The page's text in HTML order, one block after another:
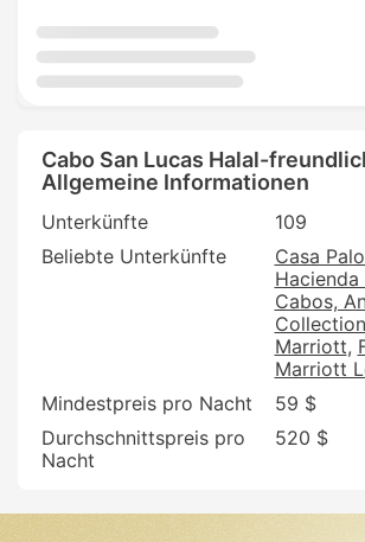
Cabo San Lucas Halal-
Allgemeine Informationen
Unterkünfte
109
Beliebte Unterkünfte
Casa
Cabos,
Marriott
Marriott
Mindestpreis pro Nacht
59 $
Durchschnittspreis pro
Nacht
520 $